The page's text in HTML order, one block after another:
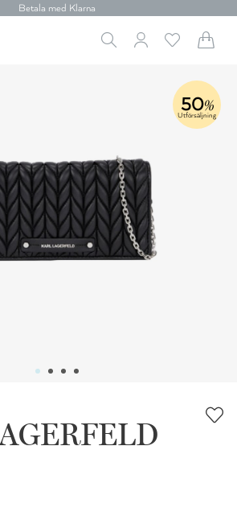
Betala med Klarna
Gratis frakt över 699 kr.
50%
Utförsäljning